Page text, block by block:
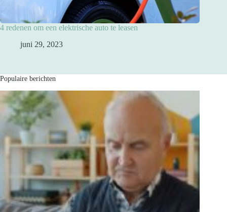
4 redenen om een elektrische auto te leasen
juni 29, 2023
Populaire berichten